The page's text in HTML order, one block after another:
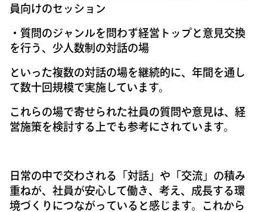
員向けのセッション
・質問のジャンルを問わず経営トップと意見交換
を行う、少人数制の対話の場
といった複数の対話の場を継続的に、年間を通し
て数十回規模で実施しています。
これらの場で寄せられた社員の質問や意見は、経
営施策を検討する上でも参考にされています。
日常の中で交わされる「対話」や「交流」の積み
重ねが、社員が安心して働き、考え、成長する環
境づくりにつながっていると感じます。これから